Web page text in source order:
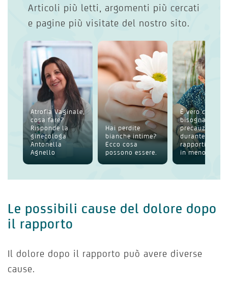
Articoli più letti, argomenti più cercati
e pagine più visitate del nostro sito.
Atrofia Vaginale,
cosa fare?
Risponde la
ginecologa
Antonella
Agnello
Hai perdite
bianche intime?
Ecco cosa
possono essere.
È vero che
bisogna usare
precauzioni
durante i
rapporti anche
in menop...
Le possibili cause del dolore dopo
il rapporto
Il dolore dopo il rapporto può avere diverse
cause.